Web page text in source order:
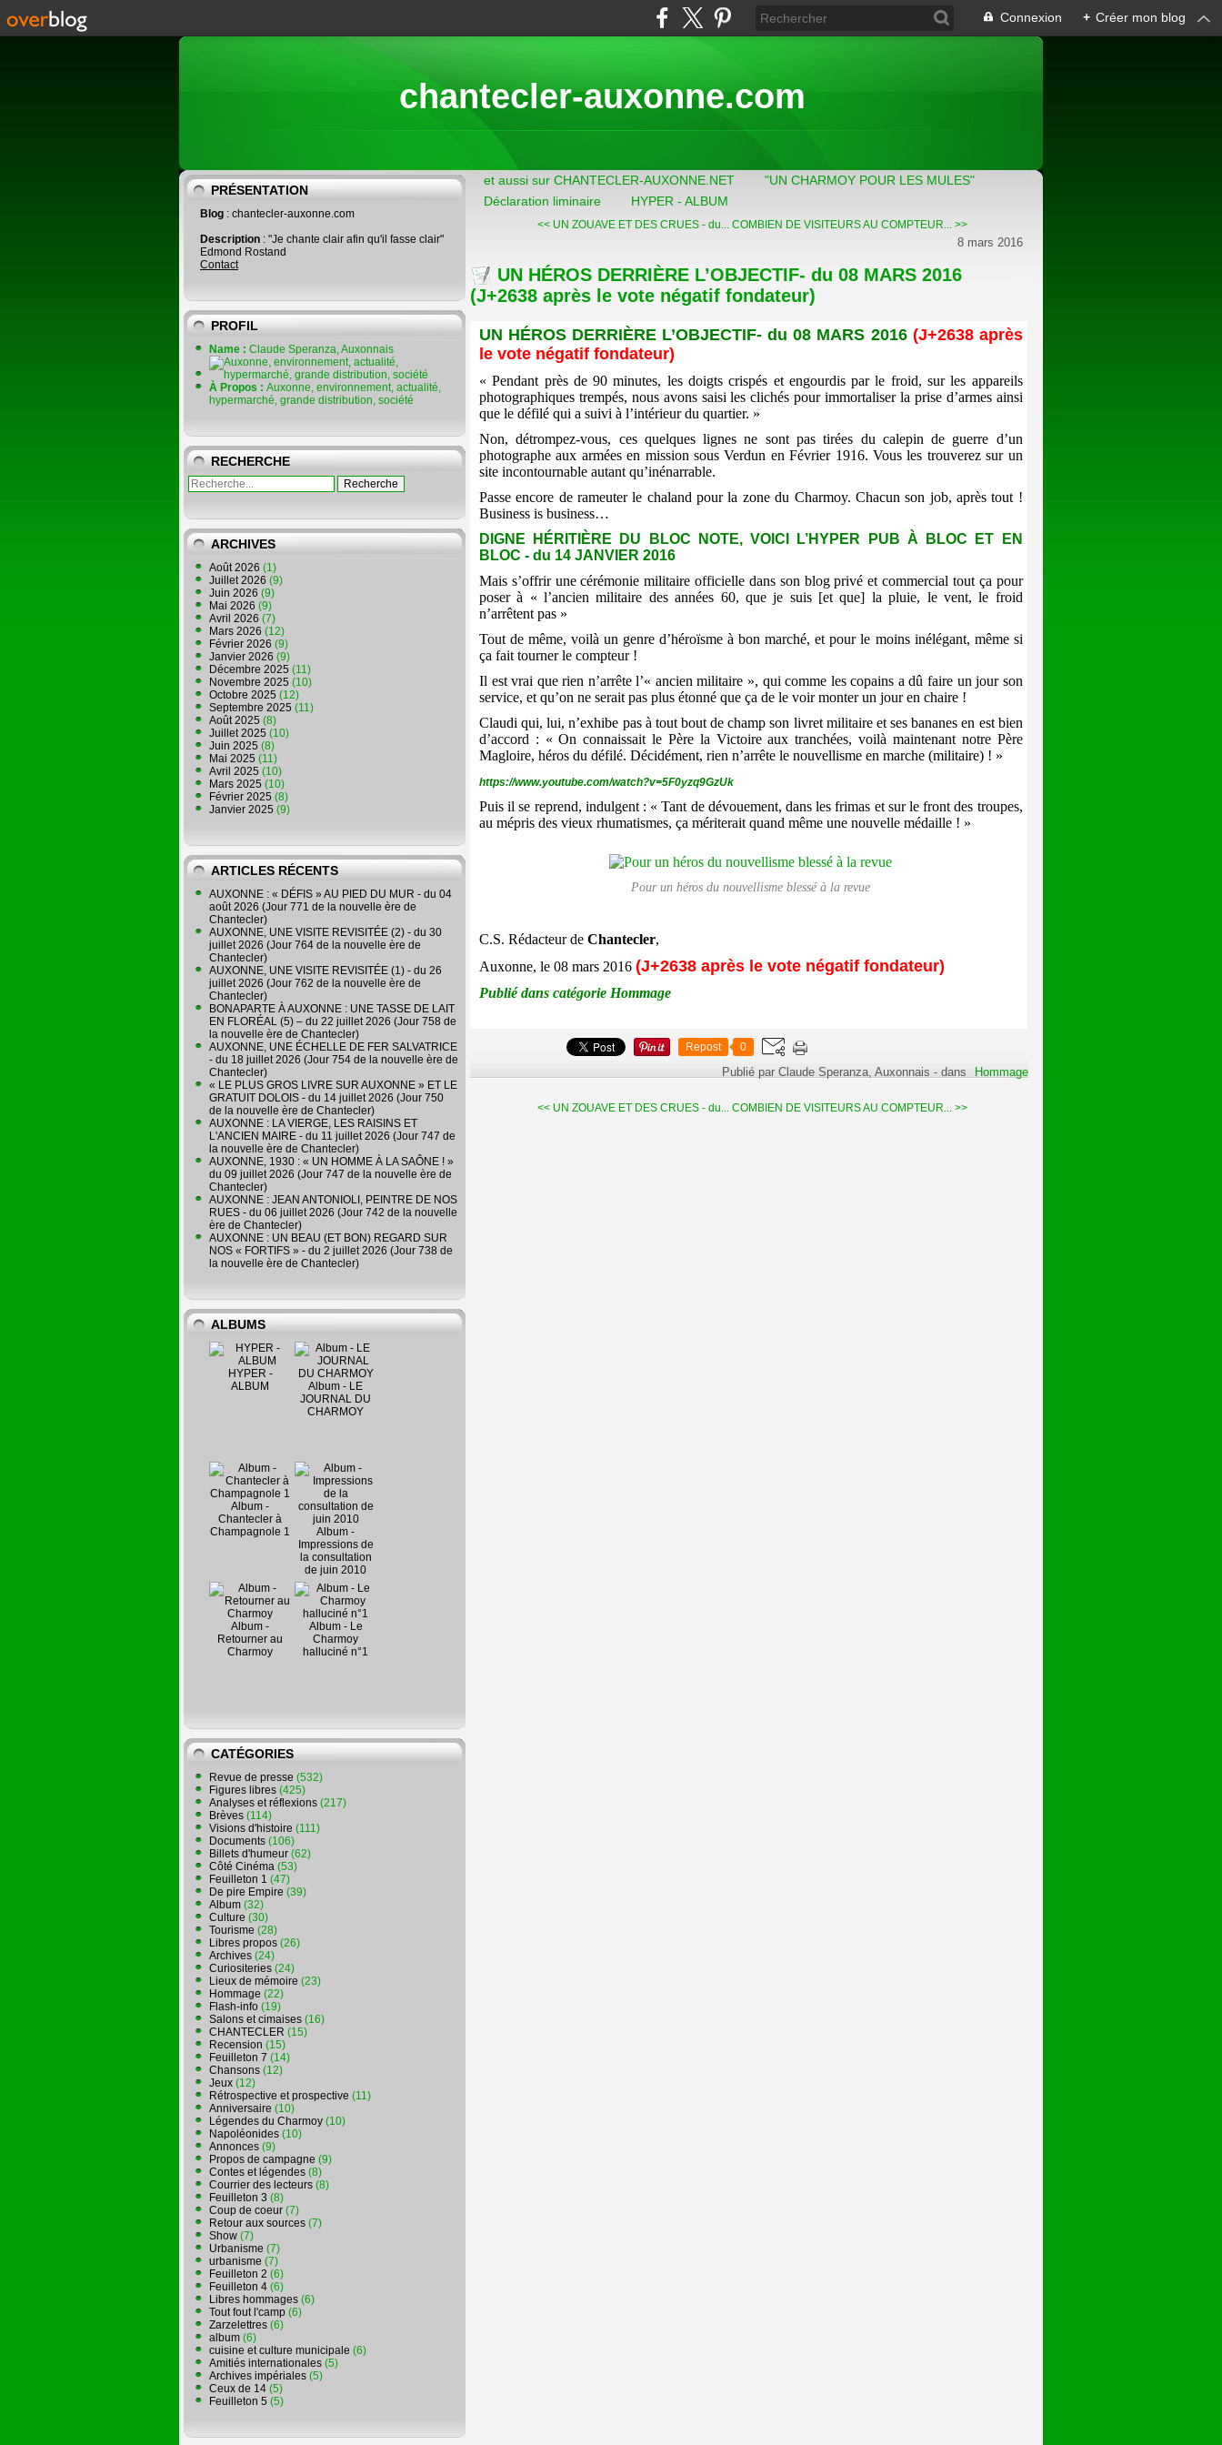
Connexion + Créer mon blog
chantecler-auxonne.com
PRÉSENTATION
Blog : chantecler-auxonne.com
Description : "Je chante clair afin qu'il fasse clair"
Edmond Rostand
Contact
PROFIL
Name : Claude Speranza, Auxonnais
À Propos : Auxonne, environnement, actualité,
hypermarché, grande distribution, société
RECHERCHE
ARCHIVES
Août 2026 (1)
Juillet 2026 (9)
Juin 2026 (9)
Mai 2026 (9)
Avril 2026 (7)
Mars 2026 (12)
Février 2026 (9)
Janvier 2026 (9)
Décembre 2025 (11)
Novembre 2025 (10)
Octobre 2025 (12)
Septembre 2025 (11)
Août 2025 (8)
Juillet 2025 (10)
Juin 2025 (8)
Mai 2025 (11)
Avril 2025 (10)
Mars 2025 (10)
Février 2025 (8)
Janvier 2025 (9)
ARTICLES RÉCENTS
AUXONNE : « DÉFIS » AU PIED DU MUR - du 04
août 2026 (Jour 771 de la nouvelle ère de
Chantecler)
AUXONNE, UNE VISITE REVISITÉE (2) - du 30
juillet 2026 (Jour 764 de la nouvelle ère de
Chantecler)
AUXONNE, UNE VISITE REVISITÉE (1) - du 26
juillet 2026 (Jour 762 de la nouvelle ère de
Chantecler)
BONAPARTE À AUXONNE : UNE TASSE DE LAIT
EN FLORÉAL (5) – du 22 juillet 2026 (Jour 758 de
la nouvelle ère de Chantecler)
AUXONNE, UNE ÉCHELLE DE FER SALVATRICE
- du 18 juillet 2026 (Jour 754 de la nouvelle ère de
Chantecler)
« LE PLUS GROS LIVRE SUR AUXONNE » ET LE
GRATUIT DOLOIS - du 14 juillet 2026 (Jour 750
de la nouvelle ère de Chantecler)
AUXONNE : LA VIERGE, LES RAISINS ET
L'ANCIEN MAIRE - du 11 juillet 2026 (Jour 747 de
la nouvelle ère de Chantecler)
AUXONNE, 1930 : « UN HOMME À LA SAÔNE ! »
du 09 juillet 2026 (Jour 747 de la nouvelle ère de
Chantecler)
AUXONNE : JEAN ANTONIOLI, PEINTRE DE NOS
RUES - du 06 juillet 2026 (Jour 742 de la nouvelle
ère de Chantecler)
AUXONNE : UN BEAU (ET BON) REGARD SUR
NOS « FORTIFS » - du 2 juillet 2026 (Jour 738 de
la nouvelle ère de Chantecler)
ALBUMS
HYPER -
ALBUM
Album - LE
JOURNAL DU
CHARMOY
Album -
Chantecler à
Champagnole 1
Album -
Impressions de
la consultation
de juin 2010
Album -
Retourner au
Charmoy
Album - Le
Charmoy
halluciné n°1
CATÉGORIES
Revue de presse (532)
Figures libres (425)
Analyses et réflexions (217)
Brèves (114)
Visions d'histoire (111)
Documents (106)
Billets d'humeur (62)
Côté Cinéma (53)
Feuilleton 1 (47)
De pire Empire (39)
Album (32)
Culture (30)
Tourisme (28)
Libres propos (26)
Archives (24)
Curiositeries (24)
Lieux de mémoire (23)
Hommage (22)
Flash-info (19)
Salons et cimaises (16)
CHANTECLER (15)
Recension (15)
Feuilleton 7 (14)
Chansons (12)
Jeux (12)
Rétrospective et prospective (11)
Anniversaire (10)
Légendes du Charmoy (10)
Napoléonides (10)
Annonces (9)
Propos de campagne (9)
Contes et légendes (8)
Courrier des lecteurs (8)
Feuilleton 3 (8)
Coup de coeur (7)
Retour aux sources (7)
Show (7)
Urbanisme (7)
urbanisme (7)
Feuilleton 2 (6)
Feuilleton 4 (6)
Libres hommages (6)
Tout fout l'camp (6)
Zarzelettres (6)
album (6)
cuisine et culture municipale (6)
Amitiés internationales (5)
Archives impériales (5)
Ceux de 14 (5)
Feuilleton 5 (5)
et aussi sur CHANTECLER-AUXONNE.NET
"UN CHARMOY POUR LES MULES"
Déclaration liminaire
HYPER - ALBUM
<< UN ZOUAVE ET DES CRUES - du... COMBIEN DE VISITEURS AU COMPTEUR... >>
8 mars 2016
UN HÉROS DERRIÈRE L’OBJECTIF- du 08 MARS 2016
(J+2638 après le vote négatif fondateur)
UN HÉROS DERRIÈRE L’OBJECTIF- du 08 MARS 2016 (J+2638 après
le vote négatif fondateur)
« Pendant près de 90 minutes, les doigts crispés et engourdis par le froid, sur les appareils
photographiques trempés, nous avons saisi les clichés pour immortaliser la prise d’armes ainsi
que le défilé qui a suivi à l’intérieur du quartier. »
Non, détrompez-vous, ces quelques lignes ne sont pas tirées du calepin de guerre d’un
photographe aux armées en mission sous Verdun en Février 1916. Vous les trouverez sur un
site incontournable autant qu’inénarrable.
Passe encore de rameuter le chaland pour la zone du Charmoy. Chacun son job, après tout !
Business is business…
DIGNE HÉRITIÈRE DU BLOC NOTE, VOICI L’HYPER PUB À BLOC ET EN
BLOC - du 14 JANVIER 2016
Mais s’offrir une cérémonie militaire officielle dans son blog privé et commercial tout ça pour
poser à « l’ancien militaire des années 60, que je suis [et que] la pluie, le vent, le froid
n’arrêtent pas »
Tout de même, voilà un genre d’héroïsme à bon marché, et pour le moins inélégant, même si
ça fait tourner le compteur !
Il est vrai que rien n’arrête l’« ancien militaire », qui comme les copains a dû faire un jour son
service, et qu’on ne serait pas plus étonné que ça de le voir monter un jour en chaire !
Claudi qui, lui, n’exhibe pas à tout bout de champ son livret militaire et ses bananes en est bien
d’accord : « On connaissait le Père la Victoire aux tranchées, voilà maintenant notre Père
Magloire, héros du défilé. Décidément, rien n’arrête le nouvellisme en marche (militaire) ! »
https://www.youtube.com/watch?v=5F0yzq9GzUk
Puis il se reprend, indulgent : « Tant de dévouement, dans les frimas et sur le front des troupes,
au mépris des vieux rhumatismes, ça mériterait quand même une nouvelle médaille ! »
Pour un héros du nouvellisme blessé à la revue
C.S. Rédacteur de Chantecler,
Auxonne, le 08 mars 2016 (J+2638 après le vote négatif fondateur)
Publié dans catégorie Hommage
Repost 0
Publié par Claude Speranza, Auxonnais -dans Hommage
<< UN ZOUAVE ET DES CRUES - du... COMBIEN DE VISITEURS AU COMPTEUR... >>